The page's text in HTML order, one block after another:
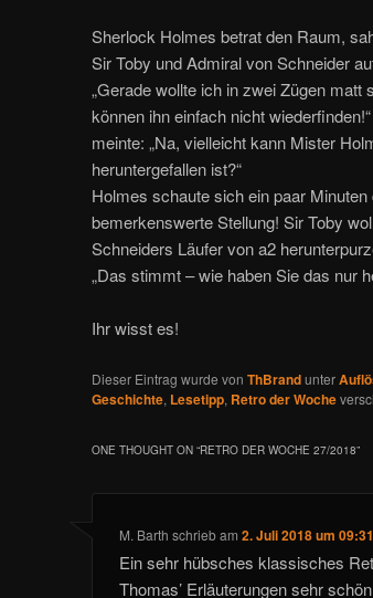
Sherlock Holmes betrat den Raum,
Sir Toby und Admiral von Schneider
„Gerade wollte ich in zwei Zügen
können ihn einfach nicht
meinte: „Na, vielleicht kann Mister
heruntergefallen ist?“
Holmes schaute sich ein paar
bemerkenswerte Stellung! Sir Toby
Schneiders Läufer von a2
„Das stimmt – wie haben Sie das nur
Ihr wisst es!
Dieser Eintrag wurde von ThBrandunter
Geschichte, Lesetipp, Retro der Woche
ONE THOUGHT ON “RETRO DER WOCHE 27/2018”
M. Barth schriebam2. Juli 2018 um
Ein sehr hübsches klassisches
Thomas’ Erläuterungen sehr